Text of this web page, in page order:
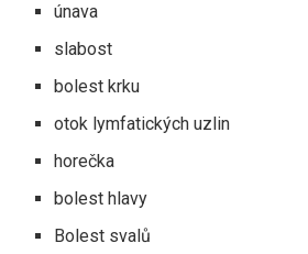
únava
slabost
bolest krku
otok lymfatických uzlin
horečka
bolest hlavy
Bolest svalů